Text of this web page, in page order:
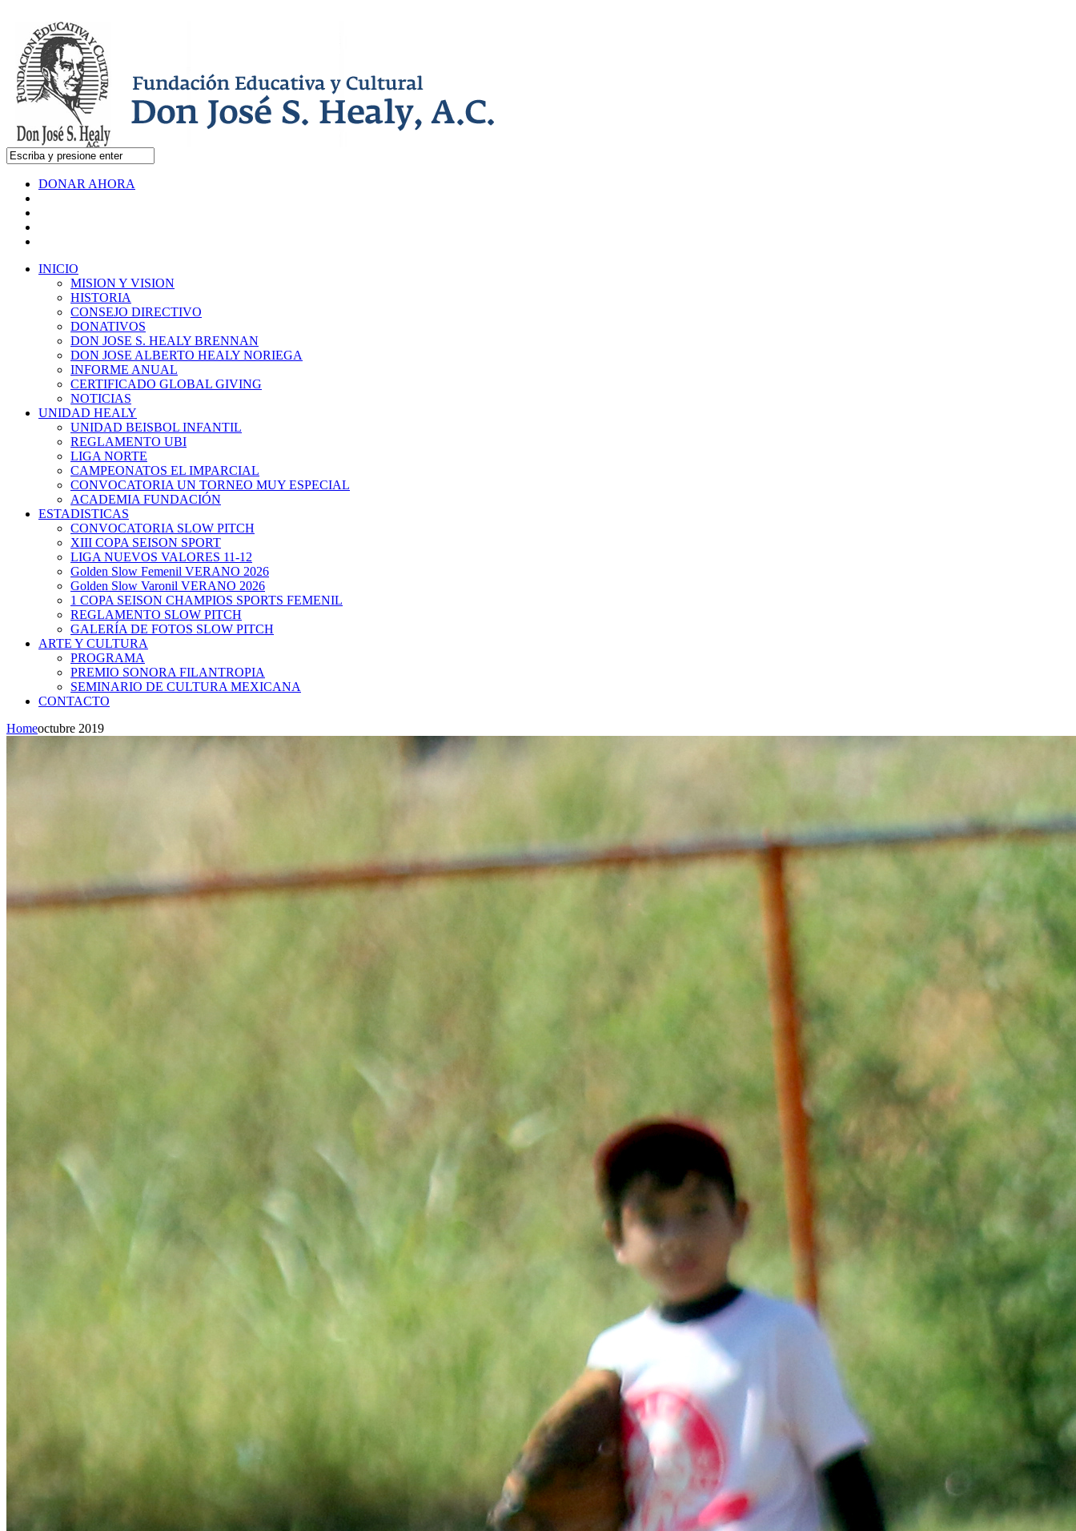
DONAR AHORA
INICIO
MISION Y VISION
HISTORIA
CONSEJO DIRECTIVO
DONATIVOS
DON JOSE S. HEALY BRENNAN
DON JOSE ALBERTO HEALY NORIEGA
INFORME ANUAL
CERTIFICADO GLOBAL GIVING
NOTICIAS
UNIDAD HEALY
UNIDAD BEISBOL INFANTIL
REGLAMENTO UBI
LIGA NORTE
CAMPEONATOS EL IMPARCIAL
CONVOCATORIA UN TORNEO MUY ESPECIAL
ACADEMIA FUNDACIÓN
ESTADISTICAS
CONVOCATORIA SLOW PITCH
XIII COPA SEISON SPORT
LIGA NUEVOS VALORES 11-12
Golden Slow Femenil VERANO 2026
Golden Slow Varonil VERANO 2026
1 COPA SEISON CHAMPIOS SPORTS FEMENIL
REGLAMENTO SLOW PITCH
GALERÍA DE FOTOS SLOW PITCH
ARTE Y CULTURA
PROGRAMA
PREMIO SONORA FILANTROPIA
SEMINARIO DE CULTURA MEXICANA
CONTACTO
Homeoctubre 2019